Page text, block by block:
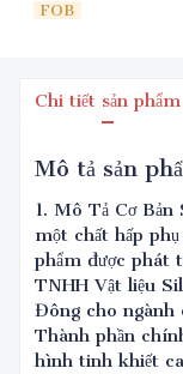
FOB
Chi tiết sản phẩm
Mô tả sản
1. Mô Tả Cơ Bản
một chất hấp
phẩm được phát
TNHH Vật liệu
Đông cho ngành
Thành phần
hình tinh khiết